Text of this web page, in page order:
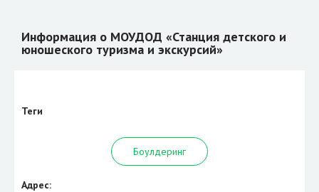
Информация о МОУДОД «Станция детского и
юношеского туризма и экскурсий»
Теги
Боулдеринг
Адрес: